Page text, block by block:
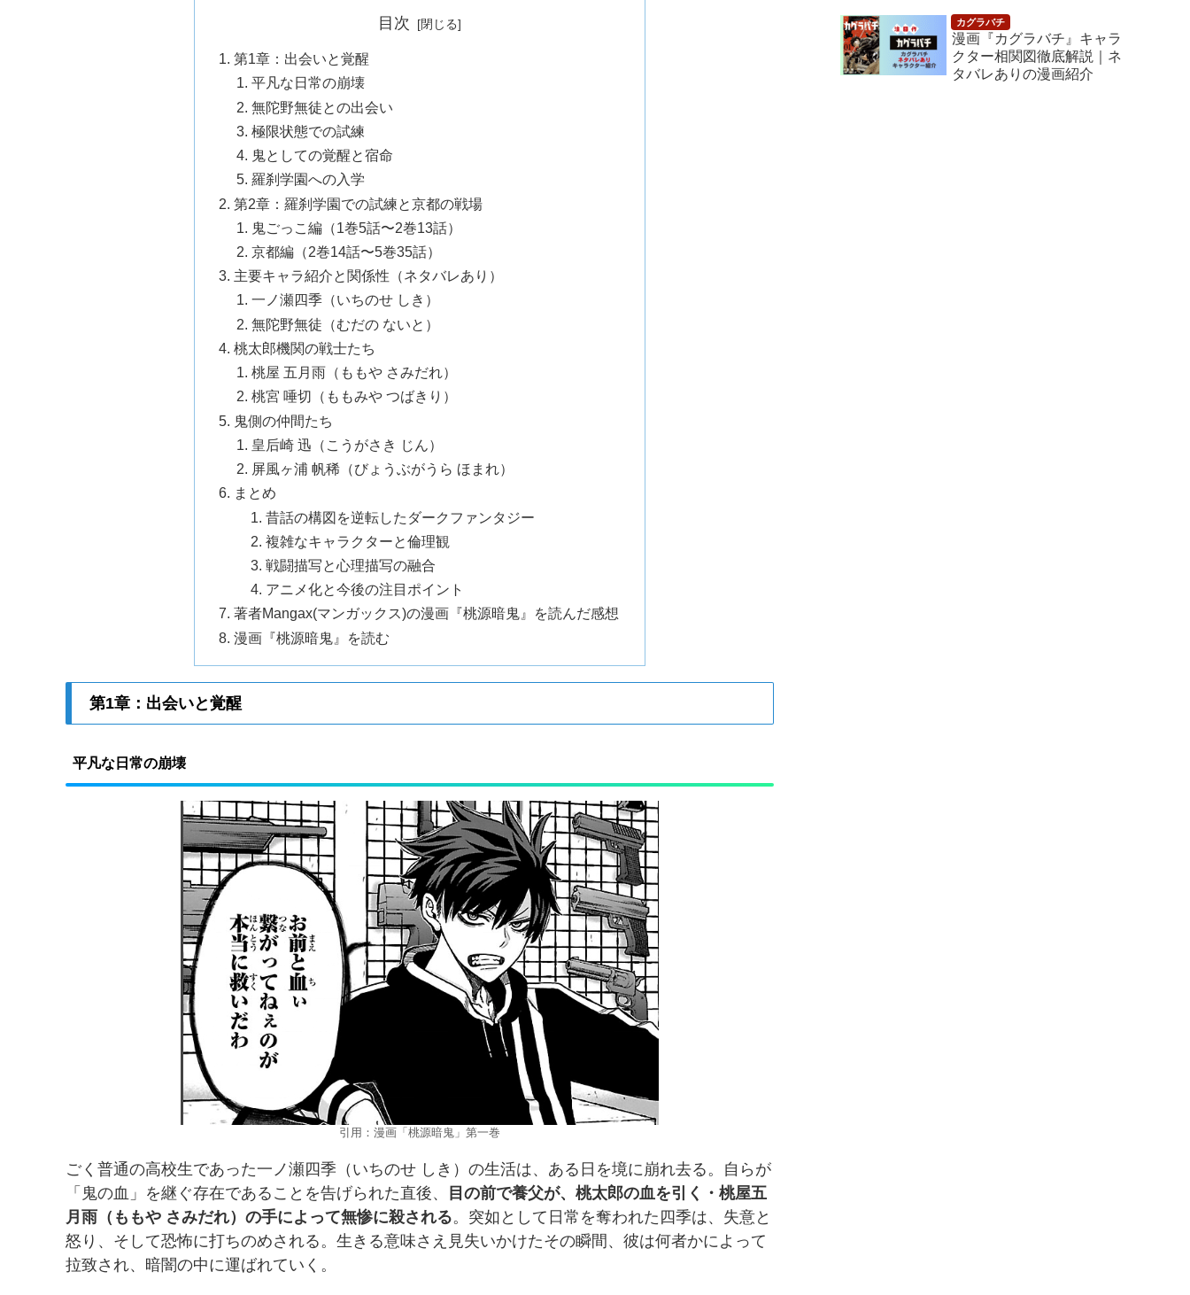
目次
第1章：出会いと覚醒
平凡な日常の崩壊
無陀野無徒との出会い
極限状態での試練
鬼としての覚醒と宿命
羅刹学園への入学
第2章：羅刹学園での試練と京都の戦場
鬼ごっこ編（1巻5話〜2巻13話）
京都編（2巻14話〜5巻35話）
主要キャラ紹介と関係性（ネタバレあり）
一ノ瀬四季（いちのせ しき）
無陀野無徒（むだの ないと）
桃太郎機関の戦士たち
桃屋 五月雨（ももや さみだれ）
桃宮 唾切（ももみや つばきり）
鬼側の仲間たち
皇后崎 迅（こうがさき じん）
屏風ヶ浦 帆稀（びょうぶがうら ほまれ）
まとめ
昔話の構図を逆転したダークファンタジー
複雑なキャラクターと倫理観
戦闘描写と心理描写の融合
アニメ化と今後の注目ポイント
著者Mangax(マンガックス)の漫画『桃源暗鬼』を読んだ感想
漫画『桃源暗鬼』を読む
第1章：出会いと覚醒
平凡な日常の崩壊
引用：漫画「桃源暗鬼」第一巻
ごく普通の高校生であった一ノ瀬四季（いちのせ しき）の生活は、ある日を境に崩れ去る。自らが
「鬼の血」を継ぐ存在であることを告げられた直後、
目の前で養父が、桃太郎の血を引く・桃屋五
月雨（ももや さみだれ）の手によって無惨に殺される。突如として日常を奪われた四季は、失意と
怒り、そして恐怖に打ちのめされる。生きる意味さえ見失いかけたその瞬間、彼は何者かによって
拉致され、暗闇の中に運ばれていく。
漫画『カグラバチ』キャラ
クター相関図徹底解説｜ネ
タバレありの漫画紹介